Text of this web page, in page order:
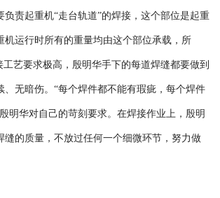
负责起重机“走台轨道”的焊接，这个部位是起重
机运行时所有的重量均由这个部位承载，所
工艺要求极高，殷明华手下的每道焊缝都要做到
、无暗伤。“每个焊件都不能有瑕疵，每个焊件
明华对自己的苛刻要求。在焊接作业上，殷明
缝的质量，不放过任何一个细微环节，努力做